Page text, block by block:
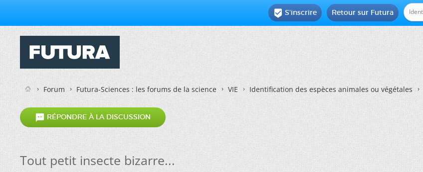
Retour sur Futura
 S'inscrire
Forum Futura-Sciences : les forums de la science VIE Identification des espèces animales ou végétales
 RÉPONDRE À LA DISCUSSION
Tout petit insecte bizarre...